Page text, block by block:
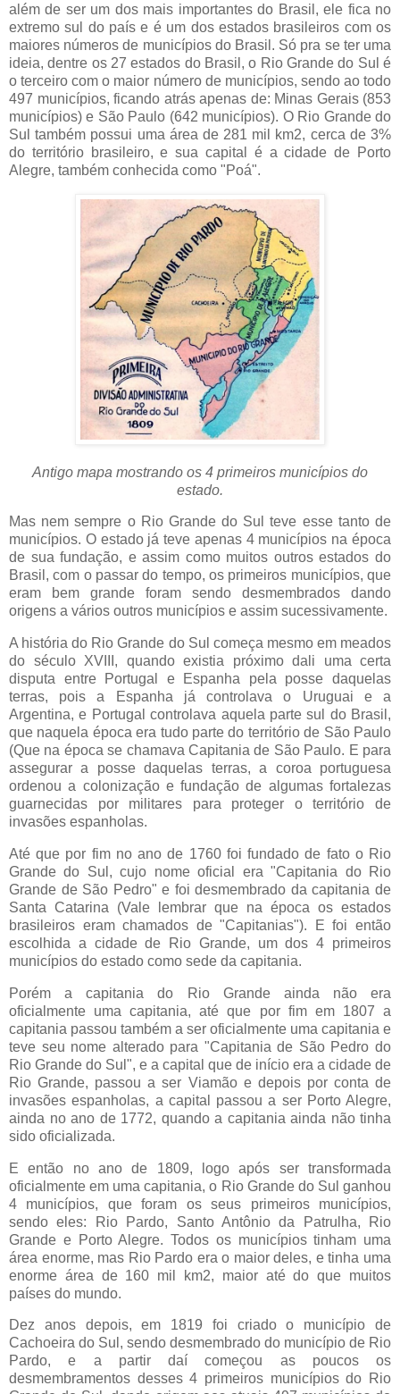
além de ser um dos mais importantes do Brasil, ele fica no
extremo sul do país e é um dos estados brasileiros com os
maiores números de municípios do Brasil. Só pra se ter uma
ideia, dentre os 27 estados do Brasil, o Rio Grande do Sul é
o terceiro com o maior número de municípios, sendo ao todo
497 municípios, ficando atrás apenas de: Minas Gerais (853
municípios) e São Paulo (642 municípios). O Rio Grande do
Sul também possui uma área de 281 mil km2, cerca de 3%
do território brasileiro, e sua capital é a cidade de Porto
Alegre, também conhecida como "Poá".
Antigo mapa mostrando os 4 primeiros municípios do
estado.
Mas nem sempre o Rio Grande do Sul teve esse tanto de
municípios. O estado já teve apenas 4 municípios na época
de sua fundação, e assim como muitos outros estados do
Brasil, com o passar do tempo, os primeiros municípios, que
eram bem grande foram sendo desmembrados dando
origens a vários outros municípios e assim sucessivamente.
A história do Rio Grande do Sul começa mesmo em meados
do século XVIII, quando existia próximo dali uma certa
disputa entre Portugal e Espanha pela posse daquelas
terras, pois a Espanha já controlava o Uruguai e a
Argentina, e Portugal controlava aquela parte sul do Brasil,
que naquela época era tudo parte do território de São Paulo
(Que na época se chamava Capitania de São Paulo. E para
assegurar a posse daquelas terras, a coroa portuguesa
ordenou a colonização e fundação de algumas fortalezas
guarnecidas por militares para proteger o território de
invasões espanholas.
Até que por fim no ano de 1760 foi fundado de fato o Rio
Grande do Sul, cujo nome oficial era "Capitania do Rio
Grande de São Pedro" e foi desmembrado da capitania de
Santa Catarina (Vale lembrar que na época os estados
brasileiros eram chamados de "Capitanias"). E foi então
escolhida a cidade de Rio Grande, um dos 4 primeiros
municípios do estado como sede da capitania.
Porém a capitania do Rio Grande ainda não era
oficialmente uma capitania, até que por fim em 1807 a
capitania passou também a ser oficialmente uma capitania e
teve seu nome alterado para "Capitania de São Pedro do
Rio Grande do Sul", e a capital que de início era a cidade de
Rio Grande, passou a ser Viamão e depois por conta de
invasões espanholas, a capital passou a ser Porto Alegre,
ainda no ano de 1772, quando a capitania ainda não tinha
sido oficializada.
E então no ano de 1809, logo após ser transformada
oficialmente em uma capitania, o Rio Grande do Sul ganhou
4 municípios, que foram os seus primeiros municípios,
sendo eles: Rio Pardo, Santo Antônio da Patrulha, Rio
Grande e Porto Alegre. Todos os municípios tinham uma
área enorme, mas Rio Pardo era o maior deles, e tinha uma
enorme área de 160 mil km2, maior até do que muitos
países do mundo.
Dez anos depois, em 1819 foi criado o município de
Cachoeira do Sul, sendo desmembrado do município de Rio
Pardo, e a partir daí começou as poucos os
desmembramentos desses 4 primeiros municípios do Rio